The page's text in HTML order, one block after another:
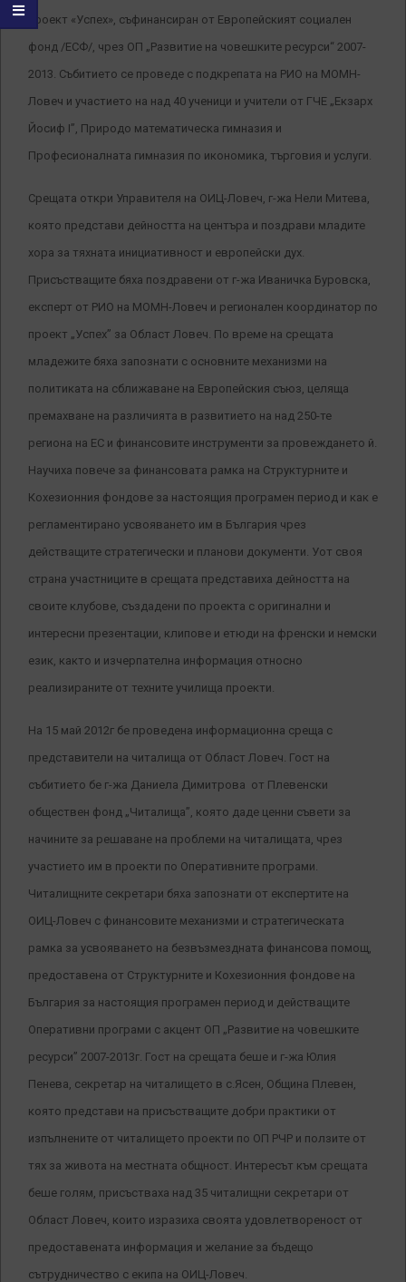
проект «Успех», съфинансиран от Европейският социален
фонд /ЕСФ/, чрез ОП „Развитие на човешките ресурси“ 2007-
2013. Събитието се проведе с подкрепата на РИО на МОМН-
Ловеч и участието на над 40 ученици и учители от ГЧЕ „Екзарх
Йосиф І”, Природо математическа гимназия и
Професионалната гимназия по икономика, търговия и услуги.
Срещата откри Управителя на ОИЦ-Ловеч, г-жа Нели Митева,
която представи дейността на центъра и поздрави младите
хора за тяхната инициативност и европейски дух.
Присъстващите бяха поздравени от г-жа Иваничка Буровска,
експерт от РИО на МОМН-Ловеч и регионален координатор по
проект „Успех” за Област Ловеч. По време на срещата
младежите бяха запознати с основните механизми на
политиката на сближаване на Европейския съюз, целяща
премахване на различията в развитието на над 250-те
региона на ЕС и финансовите инструменти за провеждането й.
Научиха повече за финансовата рамка на Структурните и
Кохезионния фондове за настоящия програмен период и как е
регламентирано усвояването им в България чрез
действащите стратегически и планови документи. Уот своя
страна участниците в срещата представиха дейността на
своите клубове, създадени по проекта с оригинални и
интересни презентации, клипове и етюди на френски и немски
език, както и изчерпателна информация относно
реализираните от техните училища проекти.
На 15 май 2012г бе проведена информационна среща с
представители на читалища от Област Ловеч. Гост на
събитието бе г-жа Даниела Димитрова от Плевенски
обществен фонд „Читалища”, която даде ценни съвети за
начините за решаване на проблеми на читалищата, чрез
участието им в проекти по Оперативните програми.
Читалищните секретари бяха запознати от експертите на
ОИЦ-Ловеч с финансовите механизми и стратегическата
рамка за усвояването на безвъзмездната финансова помощ,
предоставена от Структурните и Кохезионния фондове на
България за настоящия програмен период и действащите
Оперативни програми с акцент ОП „Развитие на човешките
ресурси” 2007-2013г. Гост на срещата беше и г-жа Юлия
Пенева, секретар на читалището в с.Ясен, Община Плевен,
която представи на присъстващите добри практики от
изпълнените от читалището проекти по ОП РЧР и ползите от
тях за живота на местната общност. Интересът към срещата
беше голям, присъстваха над 35 читалищни секретари от
Област Ловеч, които изразиха своята удовлетвореност от
предоставената информация и желание за бъдещо
сътрудничество с екипа на ОИЦ-Ловеч.